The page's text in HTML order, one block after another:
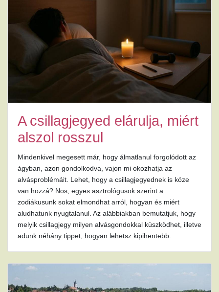
A csillagjegyed elárulja, miért
alszol rosszul
Mindenkivel megesett már, hogy álmatlanul forgolódott az
ágyban, azon gondolkodva, vajon mi okozhatja az
alvásproblémáit. Lehet, hogy a csillagjegyednek is köze
van hozzá? Nos, egyes asztrológusok szerint a
zodiákusunk sokat elmondhat arról, hogyan és miért
aludhatunk nyugtalanul. Az alábbiakban bemutatjuk, hogy
melyik csillagjegy milyen alvásgondokkal küszködhet, illetve
adunk néhány tippet, hogyan lehetsz kipihentebb.